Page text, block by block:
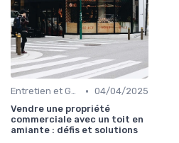
Entretien et Gestion du Risque Immobilier • 04/04/2025
Vendre une propriété
commerciale avec un toit en
amiante : défis et solutions